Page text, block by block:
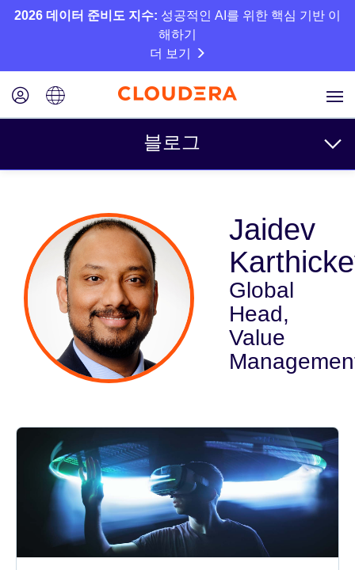
2026 데이터 준비도 지수: 성공적인 AI를 위한 핵심 기반 이
해하기
더 보기
블로그
비즈니스
기술
파트너
문화
제조
보험
통신
Jaidev
Global
Head,
Value